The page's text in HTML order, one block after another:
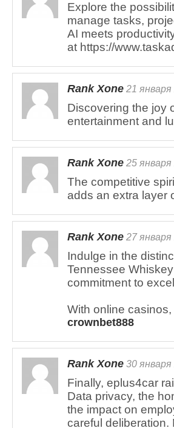
Explore the
manage tasks,
AI meets
at https://
Rank Xone 21
Discovering the joy
entertainment and
Rank Xone 25
The competitive
adds an extra layer
Rank Xone 27
Indulge in the
Tennessee
commitment to
With online
crownbet888
Rank Xone 30
Finally, eplus4car
Data privacy, the
the impact on
careful deliberation.